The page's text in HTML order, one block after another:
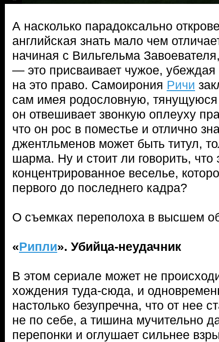
А насколько парадоксально
английская знать мало чем
начиная с Вильгельма
— это присваивает чужое, убеждая
на это право. Самоирония Ричи
сам имея родословную,
он отвешивает звонкую оплеуху
что он рос в поместье и отлично
джентльменов может быть титул,
шарма. Ну и стоит ли говорить, что
концентрированное веселье,
первого до последнего кадра?
О съемках переполоха в высшем
«Рипли». Убийца-неудачник
В этом сериале может не
хождения туда-сюда, и
настолько безупречна, что от нее
не по себе, а тишина мучительно
перепонки и оглушает сильнее